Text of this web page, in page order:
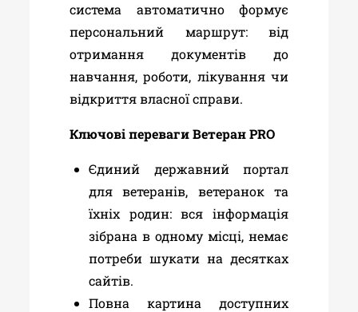
система автоматично формує
персональний маршрут: від
отримання документів до
навчання, роботи, лікування чи
відкриття власної справи.
Ключові переваги Ветеран PRO
Єдиний державний портал
для ветеранів, ветеранок та
їхніх родин: вся інформація
зібрана в одному місці, немає
потреби шукати на десятках
сайтів.
Повна картина доступних